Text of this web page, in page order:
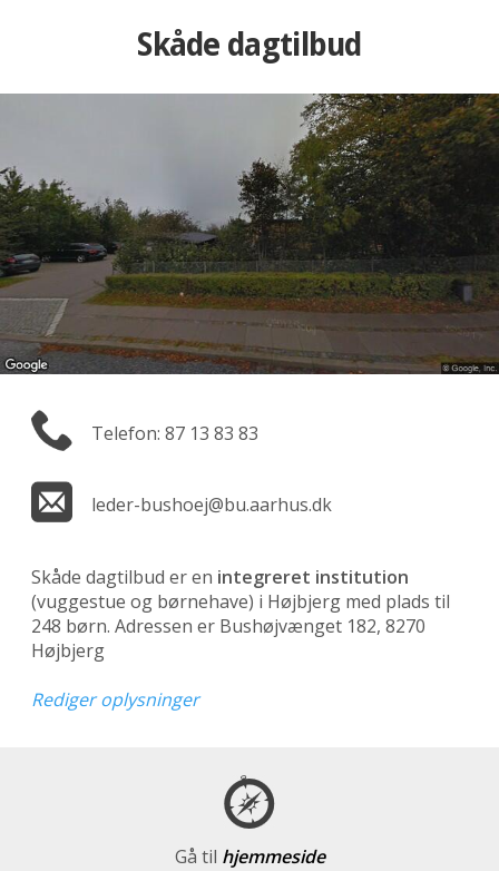
Skåde dagtilbud
Telefon: 87 13 83 83
leder-bushoej@bu.aarhus.dk
Skåde dagtilbud er en integreret institution
(vuggestue og børnehave) i Højbjerg med plads til
248 børn. Adressen er Bushøjvænget 182, 8270
Højbjerg
Rediger oplysninger
Gå til hjemmeside